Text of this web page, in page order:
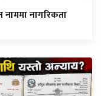
नाममा नागरिकता